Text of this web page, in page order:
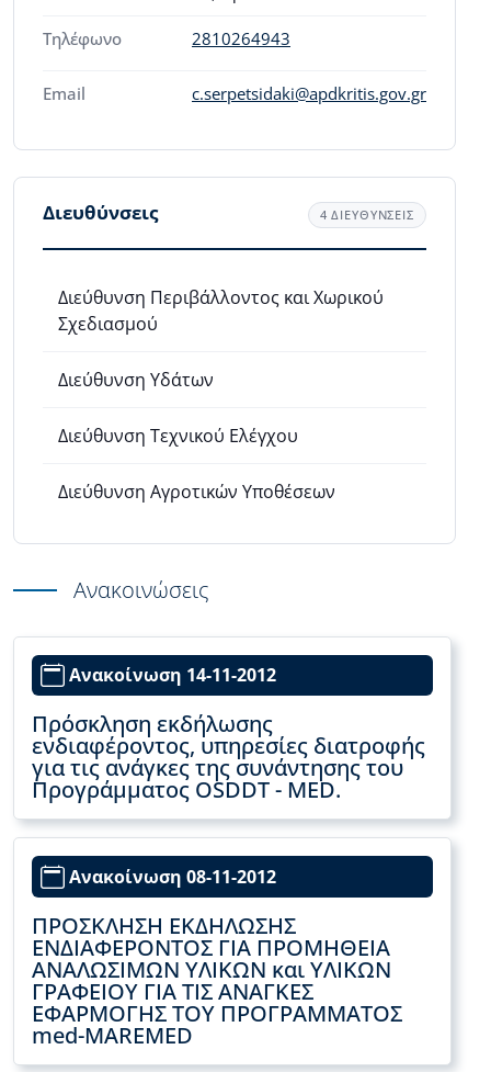
Τηλέφωνο 2810264943
Email c.serpetsidaki@apdkritis.gov.gr
Διευθύνσεις 4 ΔΙΕΥΘΥΝΣΕΙΣ
Διεύθυνση Περιβάλλοντος και Χωρικού
Σχεδιασμού
Διεύθυνση Υδάτων
Διεύθυνση Τεχνικού Ελέγχου
Διεύθυνση Αγροτικών Υποθέσεων
Ανακοινώσεις
Ανακοίνωση 14-11-2012
Πρόσκληση εκδήλωσης
ενδιαφέροντος, υπηρεσίες διατροφής
για τις ανάγκες της συνάντησης του
Προγράμματος OSDDT - MED.
Ανακοίνωση 08-11-2012
ΠΡΟΣΚΛΗΣΗ ΕΚΔΗΛΩΣΗΣ
ΕΝΔΙΑΦΕΡΟΝΤΟΣ ΓΙΑ ΠΡΟΜΗΘΕΙΑ
ΑΝΑΛΩΣΙΜΩΝ ΥΛΙΚΩΝ και ΥΛΙΚΩΝ
ΓΡΑΦΕΙΟΥ ΓΙΑ ΤΙΣ ΑΝΑΓΚΕΣ
ΕΦΑΡΜΟΓΗΣ ΤΟΥ ΠΡΟΓΡΑΜΜΑΤΟΣ
med-MAREMED